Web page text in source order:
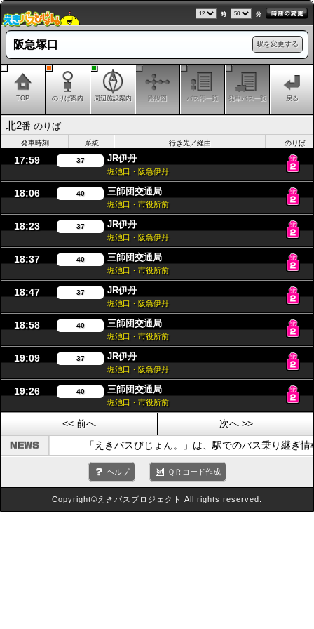
時 分
駅を変更する
阪急塚口
TOP のりば案内 周辺施設案内 路線図 バス停一覧 発車バス一覧 戻る
北2番 のりば
発車時刻 系統 行き先／経由 のりば
17:59 37 JR伊丹
堀池口・阪急伊丹
18:06 40 三師団交通局
堀池口・市役所前
18:23 37 JR伊丹
堀池口・阪急伊丹
18:37 40 三師団交通局
堀池口・市役所前
18:47 37 JR伊丹
堀池口・阪急伊丹
18:58 40 三師団交通局
堀池口・市役所前
19:09 37 JR伊丹
堀池口・阪急伊丹
19:26 40 三師団交通局
堀池口・市役所前
<< 前へ
次へ >>
「えきバスびじょん。」は、駅でのバス乗り継ぎ
ヘルプ ＱＲコード作成
Copyright©えきバスプロジェクト All rights reserved.